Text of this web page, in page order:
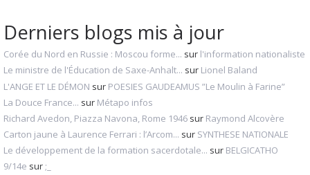
Derniers blogs mis à jour
Corée du Nord en Russie : Moscou forme... sur l'information nationaliste
Le ministre de l'Éducation de Saxe-Anhalt... sur Lionel Baland
L'ANGE ET LE DÉMON sur POESIES GAUDEAMUS ”Le Moulin à Farine”
La Douce France... sur Métapo infos
Richard Avedon, Piazza Navona, Rome 1946 sur Raymond Alcovère
Carton jaune à Laurence Ferrari : l’Arcom... sur SYNTHESE NATIONALE
Le développement de la formation sacerdotale... sur BELGICATHO
9/14e sur ;_